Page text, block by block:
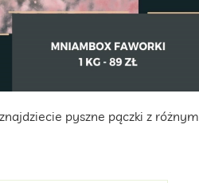
pyszne pączki z różnym